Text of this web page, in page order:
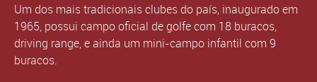
Um dos mais tradicionais clubes do país, inaugurado em
1965, possui campo oficial de golfe com 18 buracos,
driving range, e ainda um mini-campo infantil com 9
buracos.